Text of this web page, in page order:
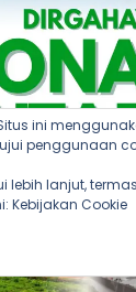
ini
penggunaan
lebih lanjut,
Kebijakan Cookie